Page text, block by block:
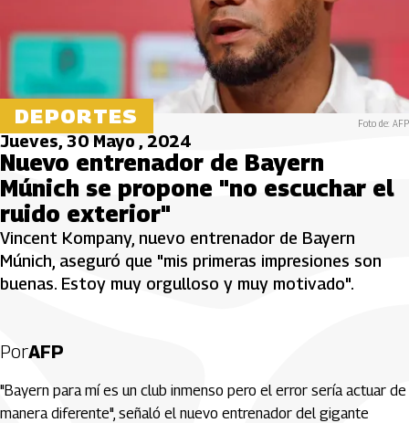
DEPORTES Foto de: AFP
Jueves, 30 Mayo , 2024
Nuevo entrenador de Bayern
Múnich se propone "no escuchar el
ruido exterior"
Vincent Kompany, nuevo entrenador de Bayern
Múnich, aseguró que "mis primeras impresiones son
buenas. Estoy muy orgulloso y muy motivado".
PorAFP
"Bayern para mí es un club inmenso pero el error sería actuar de
manera diferente", señaló el nuevo entrenador del gigante